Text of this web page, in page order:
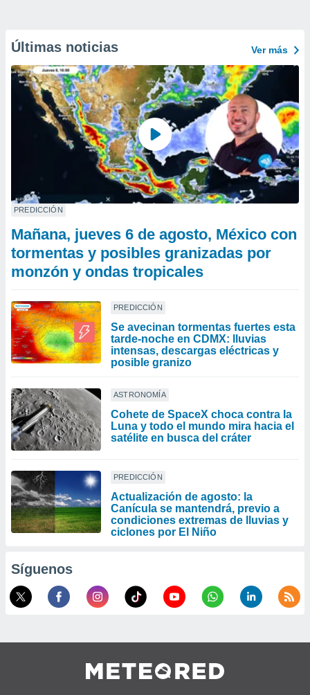
Últimas noticias Ver más
PREDICCIÓN
Mañana, jueves 6 de agosto, México con
tormentas y posibles granizadas por
monzón y ondas tropicales
PREDICCIÓN
Se avecinan tormentas fuertes esta
tarde-noche en CDMX: lluvias
intensas, descargas eléctricas y
posible granizo
ASTRONOMÍA
Cohete de SpaceX choca contra la
Luna y todo el mundo mira hacia el
satélite en busca del cráter
PREDICCIÓN
Actualización de agosto: la
Canícula se mantendrá, previo a
condiciones extremas de lluvias y
ciclones por El Niño
Síguenos